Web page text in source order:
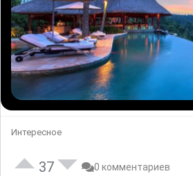
Интересное
37 0 комментариев